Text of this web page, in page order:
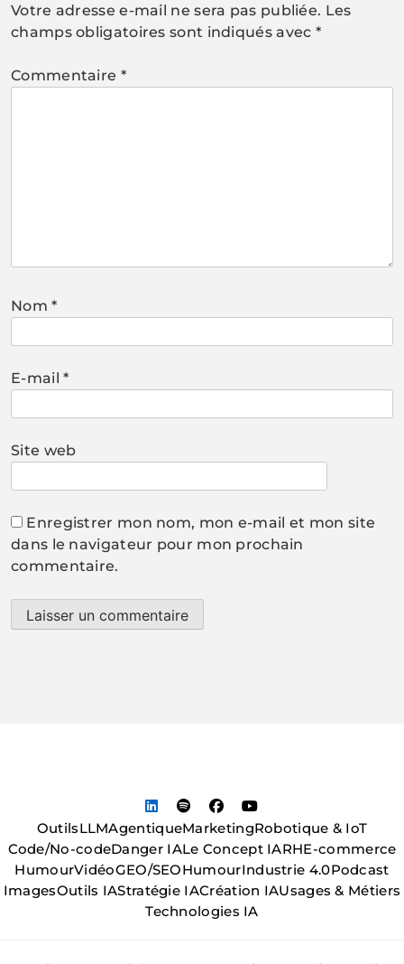
Votre adresse e-mail ne sera pas publiée. Les
champs obligatoires sont indiqués avec *
Commentaire *
Nom*
E-mail*
Site web
Enregistrer mon nom, mon e-mail et mon site
dans le navigateur pour mon prochain
commentaire.
OutilsLLMAgentiqueMarketingRobotique & IoT
Code/No-codeDanger IALe Concept IARHE-commerce
HumourVidéoGEO/SEOHumourIndustrie 4.0Podcast
ImagesOutils IAStratégie IACréation IAUsages & Métiers
Technologies IA